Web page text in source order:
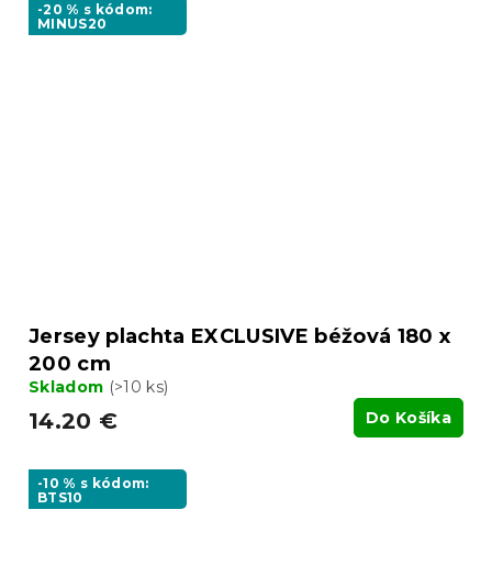
-20 % s kódom:
MINUS20
Jersey plachta EXCLUSIVE béžová 180 x
200 cm
Skladom (>10 ks)
14.20 € Do Košíka
-10 % s kódom:
BTS10